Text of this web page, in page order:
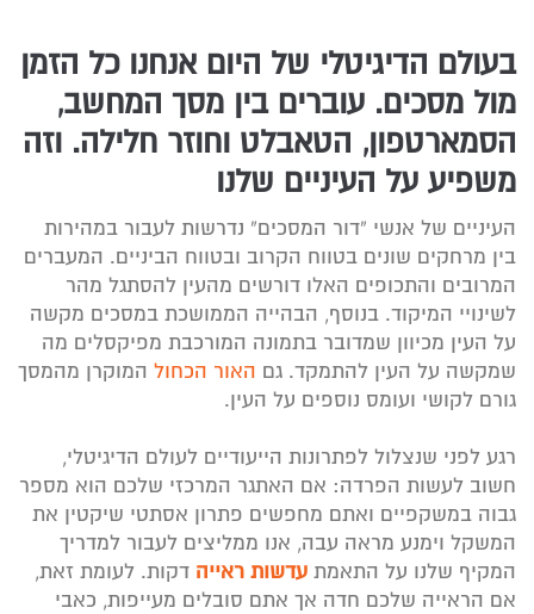
בעולם הדיגיטלי של היום אנחנו כל הזמן
מול מסכים. עוברים בין מסך המחשב,
הסמארטפון, הטאבלט וחוזר חלילה. וזה
משפיע על העיניים שלנו
העיניים של אנשי “דור המסכים” נדרשות לעבור במהירות
בין מרחקים שונים בטווח הקרוב ובטווח הביניים. המעברים
המרובים והתכופים האלו דורשים מהעין להסתגל מהר
לשינויי המיקוד. בנוסף, הבהייה הממושכת במסכים מקשה
על העין מכיוון שמדובר בתמונה המורכבת מפיקסלים מה
שמקשה על העין להתמקד. גם האור הכחול המוקרן מהמסך
גורם לקושי ועומס נוספים על העין.
רגע לפני שנצלול לפתרונות הייעודיים לעולם הדיגיטלי,
חשוב לעשות הפרדה: אם האתגר המרכזי שלכם הוא מספר
גבוה במשקפיים ואתם מחפשים פתרון אסתטי שיקטין את
המשקל וימנע מראה עבה, אנו ממליצים לעבור למדריך
המקיף שלנו על התאמת עדשות ראייה דקות. לעומת זאת,
אם הראייה שלכם חדה אך אתם סובלים מעייפות, כאבי